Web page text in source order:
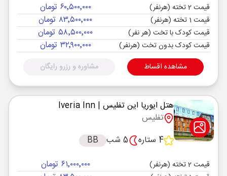
قیمت 2 تخته (هرنفر) ۶۰٬۵۰۰٬۰۰۰ تومان
قیمت 1 تخته (هرنفر) ۸۳٬۵۰۰٬۰۰۰ تومان
قیمت کودک با تخت (هر نفر) ۵۸٬۵۰۰٬۰۰۰ تومان
قیمت کودک بدون تخت (هرنفر) ۳۲٬۹۰۰٬۰۰۰ تومان
مشاهده اقساط مشاوره و رزرو رایگان
هتل ایوریا این تفلیس | Iveria Inn
تفلیس
4 ستاره
5 شب BB
قیمت 2 تخته (هرنفر) ۶۱٬۰۰۰٬۰۰۰ تومان